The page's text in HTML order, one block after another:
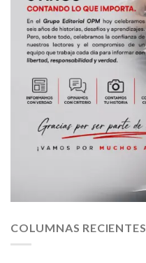
COLUMNAS RECIENTES